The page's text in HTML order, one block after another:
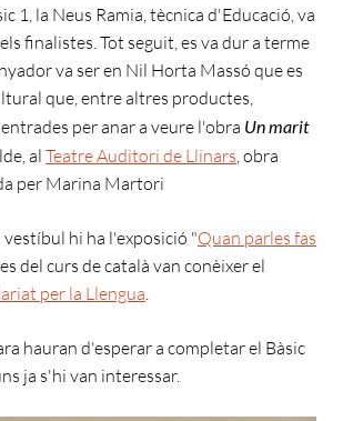
1, la Neus Ramia, tècnica d'Educació, va
finalistes. Tot seguit, es va dur a terme
va ser en Nil Horta Massó que es
que, entre altres productes,
per anar a veure l'obra Un marit
al Teatre Auditori de Llinars, obra
per Marina Martori
hi ha l'exposició "Quan parles fas
del curs de català van conèixer el
per la Llengua.
hauran d'esperar a completar el Bàsic
ja s'hi van interessar.